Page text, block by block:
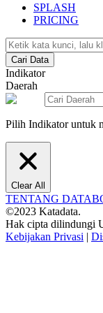
SPLASH
PRICING
Cari Data
Indikator
Daerah
Pilih Indikator untuk
Clear All
TENTANG
©2023 Katadata.
Hak cipta dilindungi
Kebijakan Privasi |